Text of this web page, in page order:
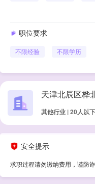
职位要求
不限经验 不限学历
天津北辰区桦
其他行业 | 20人以
安全提示
求职过程请勿缴纳费用，谨防